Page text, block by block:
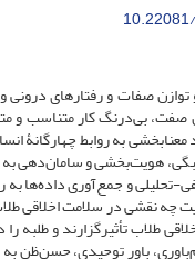
توازن صفات و رفتارهای
بی‌درنگ کار متناسب و
به روابط چهارگانۀ
هویت‌بخشی و سامان‌دهی به
تحلیلی و جمع‌آوری داده‌ها
نقشی در سلامت اخلاقی
طلاب تأثیرگزارند و
باور توحیدی، حسن‌ظن